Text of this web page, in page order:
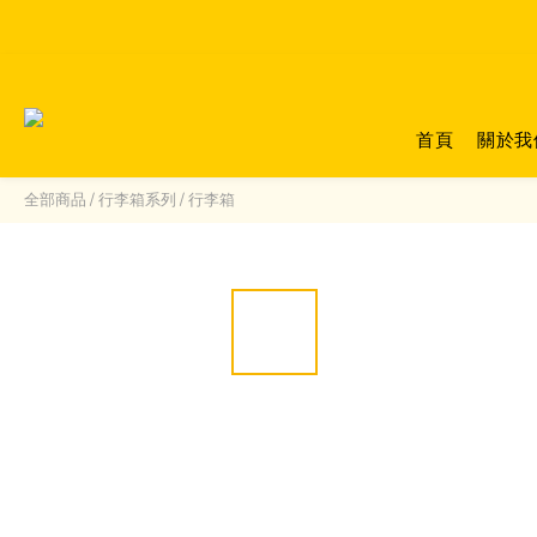
首頁 關於
全部商品 /行李箱系列 /行李箱